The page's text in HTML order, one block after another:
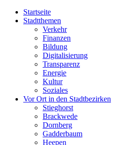
Startseite
Stadtthemen
Verkehr
Finanzen
Bildung
Digitalisierung
Transparenz
Energie
Kultur
Soziales
Vor Ort in den Stadtbezirken
Stieghorst
Brackwede
Dornberg
Gadderbaum
Heepen